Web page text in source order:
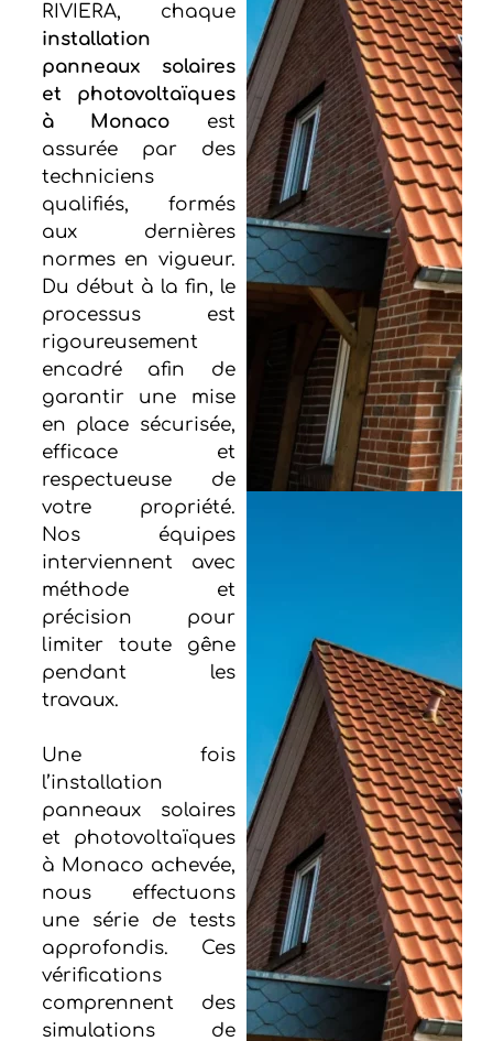
RIVIERA, chaque
installation
panneaux solaires
et photovoltaïques
à Monaco est
assurée par des
techniciens
qualifiés, formés
aux dernières
normes en vigueur.
Du début à la fin, le
processus est
rigoureusement
encadré afin de
garantir une mise
en place sécurisée,
efficace et
respectueuse de
votre propriété.
Nos équipes
interviennent avec
méthode et
précision pour
limiter toute gêne
pendant les
travaux.
Une fois
l’installation
panneaux solaires
et photovoltaïques
à Monaco achevée,
nous effectuons
une série de tests
approfondis. Ces
vérifications
comprennent des
simulations de